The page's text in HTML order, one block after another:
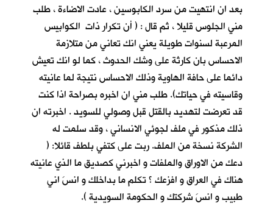
بعد ان انتهيت من سرد الكابوسين ، عادت الاضاءة ، طلب
مني الجلوس قليلا ، ثم قال : ( أن تكرار ذات الكوابيس
المرعبة لسنوات طويلة يعني انك تعاني من متلازمة
الاحساس بان كارثة على وشك الحدوث ، كما لو انك تعيش
دائما على حافة الهاوية وذلك الاحساس نتيجة لما عانيته
وقاسيته في حياتك). طلب مني ان اخبره بصراحة اذا كنت
قد تعرضت لتهديد بالقتل قبل وصولي للسويد . اخبرته ان
ذلك مذكور في ملف لجوئي الانساني ، وقد سلمت له
الشركة نسخة من الملف. ربت على كتفي بلطف قائلا: (
دعك من الاوراق والملفات و اخبرني كصديق ما الذي عانيته
هناك في العراق و افزعك ؟ تكلم ما بداخلك و انسَ اني
طبيب و انسَ شركتك و الحكومة السويدية ).